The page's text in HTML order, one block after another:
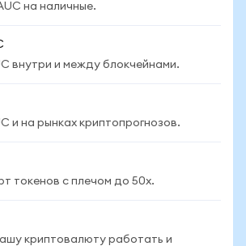
на наличные.
внутри и между блокчейнами.
и на рынках криптопрогнозов.
токенов с плечом до 50x.
криптовалюту работать и